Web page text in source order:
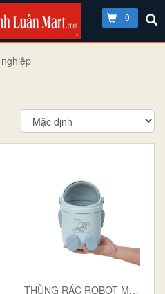
0
THÙNG RÁC ROBOT MINI HOKORI 5268